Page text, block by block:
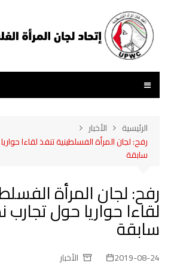
المحتوى
الرئيسية
الأخبار
رفح: لجان المرأة الفسلطينية تنفذ لقاءا
سابقة
رفح: لجان المرأة
لقاءا حواريا حول تجارب
سابقة
2019-08-24 الأخبار